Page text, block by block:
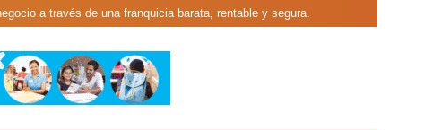
a través de una franquicia barata, rentable y segura.